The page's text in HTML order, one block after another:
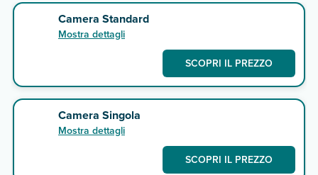
Camera Standard
Mostra dettagli
SCOPRI IL PREZZO
Camera Singola
Mostra dettagli
SCOPRI IL PREZZO